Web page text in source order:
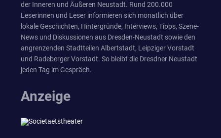
der Inneren und Äußeren Neustadt. Rund 200.000
Leserinnen und Leser informieren sich monatlich über
lokale Geschichten, Hintergründe, Interviews, Tipps, Szene-
News und Diskussionen aus Dresden-Neustadt sowie den
angrenzenden Stadtteilen Albertstadt, Leipziger Vorstadt
und Radeberger Vorstadt. So bleibt die Dresdner Neustadt
jeden Tag im Gespräch.
Anzeige